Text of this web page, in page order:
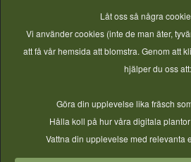
. Höjdtillägg frånBalls
2026-07-23.
Tomat ,Örter
Låt oss så några
Vi använder cookies (inte de man äter,
att få vår hemsida att blomstra. Genom att
hjälper du oss att:
Göra din upplevelse lika fräsch
Hålla koll på hur våra digitala
Vattna din upplevelse med relevanta